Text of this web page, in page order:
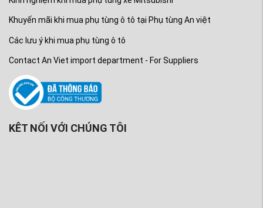
Khuyến mãi khi mua phụ tùng ô tô tại Phụ tùng An việt
Các lưu ý khi mua phụ tùng ô tô
Contact An Viet import department - For Suppliers
KÊT NỐI VỚI CHÚNG TÔI